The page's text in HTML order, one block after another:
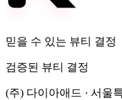
믿을 수 있는 뷰티 결정
검증된 뷰티 결정
(주) 다이아애드 · 서울